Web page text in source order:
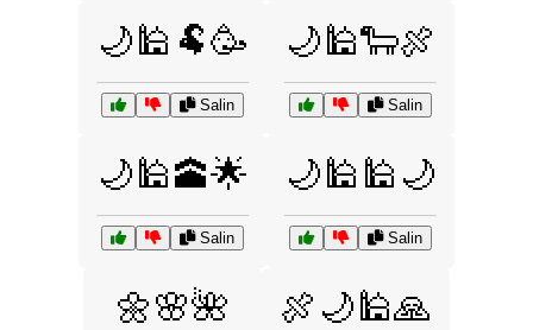
🌙🕌🐏🥳
Salin
🌙🕌🐑🍖
Salin
🌙🕌🕋🌟
Salin
🌙🕌🕌🌙
Salin
🌼🌸🌺 🍖🌙🕌🙏